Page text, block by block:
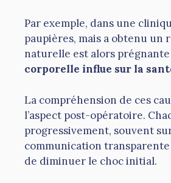
Par exemple, dans une
paupières, mais a obtenu un
naturelle est alors
corporelle influe sur la
La compréhension de ces
l’aspect post-opératoire.
progressivement, souvent
communication
de diminuer le choc initial.